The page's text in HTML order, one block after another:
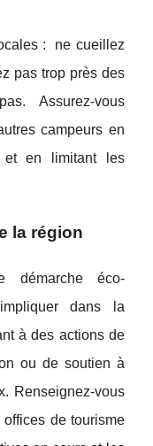
: ne cueillez
pas trop près des
Assurez-vous
campeurs en
et en limitant les
la région
démarche éco-
dans la
à des actions de
ou de soutien à
Renseignez-vous
de tourisme